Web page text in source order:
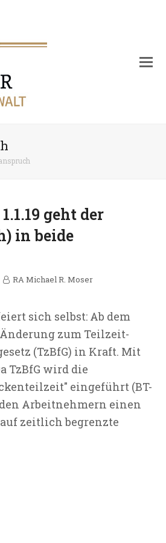
geht der
in beide
RA Michael R. Moser
sich selbst: Ab dem
Änderung zum Teilzeit-
(TzBfG) in Kraft. Mit
TzBfG wird die
eingeführt (BT-
den Arbeitnehmern einen
zeitlich begrenzte